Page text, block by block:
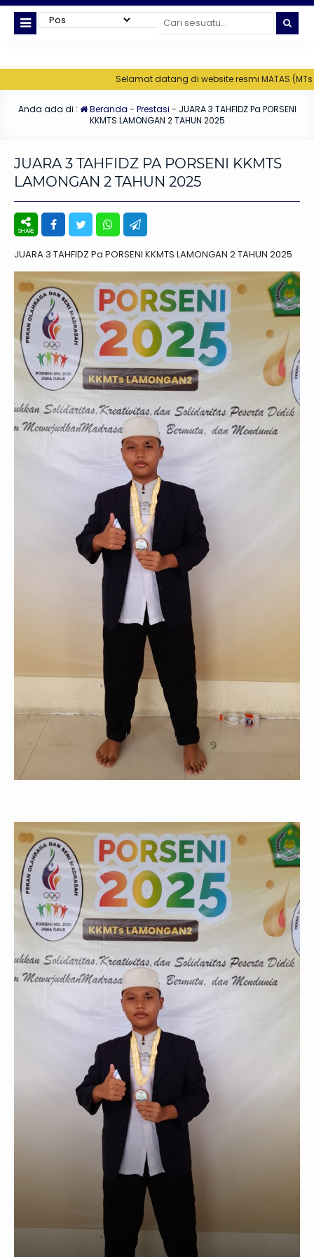
Selamat datang di website resmi MATAS (MTs
Anda ada di : Beranda - Prestasi - JUARA 3 TAHFIDZ Pa PORSENI
KKMTS LAMONGAN 2 TAHUN 2025
JUARA 3 TAHFIDZ PA PORSENI KKMTS
LAMONGAN 2 TAHUN 2025
JUARA 3 TAHFIDZ Pa PORSENI KKMTS LAMONGAN 2 TAHUN 2025